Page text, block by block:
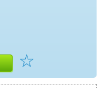
☆